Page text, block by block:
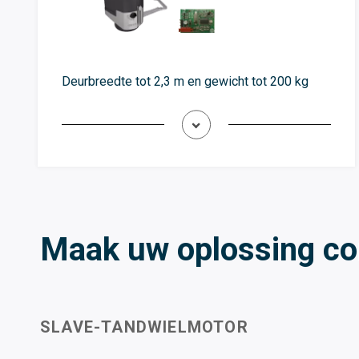
Deurbreedte tot 2,3 m en gewicht tot 200 kg
Maak uw oplossing
SLAVE-TANDWIELMOTOR